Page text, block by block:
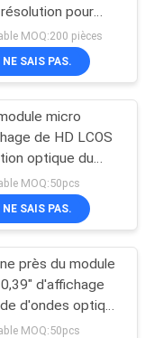
28
101
pour
des films
MOQ:200 pièces
NE SAIS PAS.
micro
de HD LCOS
optique du
de 0,39
MOQ:50pcs
NE SAIS PAS.
près du module
d'affichage
d'ondes optique
de vision
MOQ:50pcs